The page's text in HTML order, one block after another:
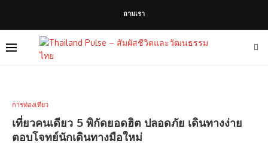
ถามเรา
การท่องเที่ยว
เที่ยวคนเดียว 5 พิกัดยอดฮิต ปลอดภัย เดินทางง่าย
ตอบโจทย์นักเดินทางมือใหม่